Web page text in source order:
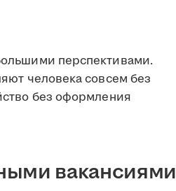
перспективами.
человека совсем без
без оформления
вакансиями